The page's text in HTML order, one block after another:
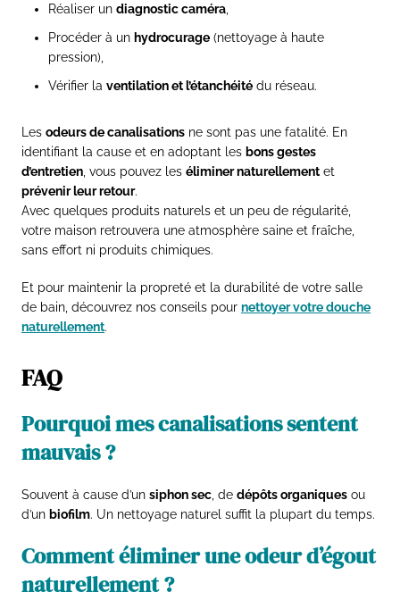
Réaliser un diagnostic caméra
Procéder à un hydrocurage (nettoyage à haute
pression),
Vérifier la ventilation et l’étanchéité du réseau.
Les odeurs de canalisations ne sont pas une fatalité. En
identifiant la cause et en adoptant les bons gestes
d’entretien , vous pouvez les éliminer naturellement et
prévenir leur retour.
Avec quelques produits naturels et un peu de régularité,
votre maison retrouvera une atmosphère saine et fraîche,
sans effort ni produits chimiques.
Et pour maintenir la propreté et la durabilité de votre salle
de bain, découvrez nos conseils pour nettoyer votre douche
naturellement.
FAQ
Pourquoi mes canalisations sentent
mauvais ?
Souvent à cause d’un siphon sec , de dépôts organiques ou
d’un biofilm. Un nettoyage naturel suffit la plupart du temps.
Comment éliminer une odeur d’égout
naturellement ?